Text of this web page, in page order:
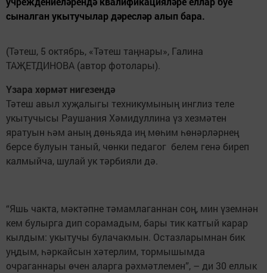
сыналган укытучылар дәресләр алып бара.
(Тәтеш, 5 октябрь, «Тәтеш таңнары», Галина
ТАҖЕТДИНОВА (автор фотолары).
Үзара хөрмәт нигезендә
Тәтеш авыл хуҗалыгы техникумының инглиз теле
укытучысы Раушания Хәмидуллина үз хезмәтен
яратуын һәм аның дөньяда иң мөһим һөнәрләрнең
берсе булуын таный, чөнки педагог­ белем генә биреп
калмыйча, шулай ук тәрбияли дә.
“Яшь чакта, мәктәпне тәмамлаганнан соң, мин үземнән
кем булырга дип сорамадым, бары тик катгый карар
кылдым: укытучы булачакмын. Остазларымнан бик
уңдым, һәркайсын хәтерлим, тормышымда
очраганнары өчен аларга рәхмәтлемен”, – ди 30 еллык